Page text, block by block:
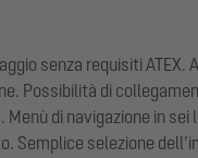
senza requisiti
Possibilità di
di navigazione in
Semplice selezione